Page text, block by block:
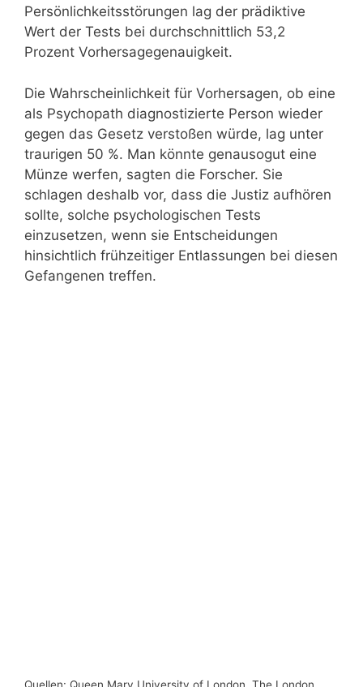
Persönlichkeitsstörungen lag der prädiktive
Wert der Tests bei durchschnittlich 53,2
Prozent Vorhersagegenauigkeit.
Die Wahrscheinlichkeit für Vorhersagen, ob eine
als Psychopath diagnostizierte Person wieder
gegen das Gesetz verstoßen würde, lag unter
traurigen 50 %. Man könnte genausogut eine
Münze werfen, sagten die Forscher. Sie
schlagen deshalb vor, dass die Justiz aufhören
sollte, solche psychologischen Tests
einzusetzen, wenn sie Entscheidungen
hinsichtlich frühzeitiger Entlassungen bei diesen
Gefangenen treffen.